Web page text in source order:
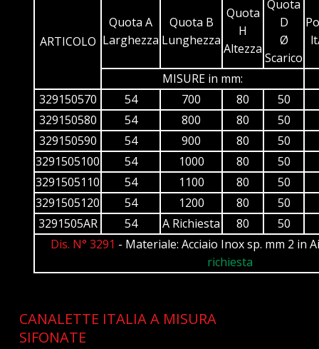
ARTICOLO
Quota A
Larghezza
Quota B
Lunghezza
Quota
H
Altezza
Quota
D
Ø
Scarico
MISURE in mm:
329150570
54 700 80
50
329150580
54 800 80
50
329150590
54 900 80
50
3291505100
54 1000 80
50
3291505110
54 1100 80
50
3291505120
54 1200 80
50
3291505AR
54 A Richiesta 80
50
Dis. N° 3291 - Materiale: Acciaio Inox sp. mm 2 in
richiesta
CANALETTE ITALIA A MISURA
SIFONATE